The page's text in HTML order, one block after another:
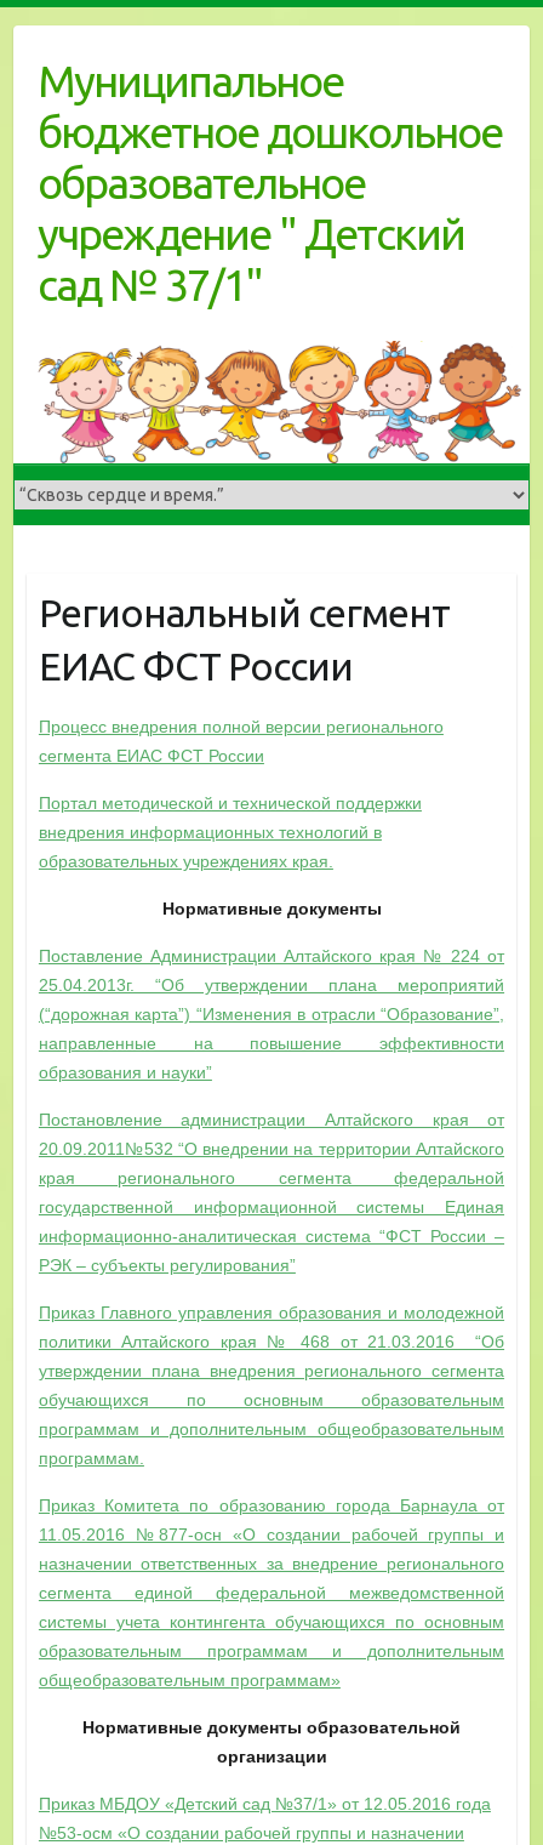
contentМуниципальное
бюджетное дошкольное
образовательное
учреждение " Детский
сад № 37/1"
Региональный сегмент
ЕИАС ФСТ России
Процесс внедрения полной версии регионального
сегмента ЕИАС ФСТ России
Портал методической и технической поддержки
внедрения информационных технологий в
образовательных учреждениях края.
Нормативные документы
Поставление Администрации Алтайского края № 224 от
25.04.2013г. “Об утверждении плана мероприятий
(“дорожная карта”) “Изменения в отрасли “Образование”,
направленные на повышение эффективности
образования и науки”
Постановление администрации Алтайского края от
20.09.2011№532 “О внедрении на территории Алтайского
края регионального сегмента федеральной
государственной информационной системы Единая
информационно-аналитическая система “ФСТ России –
РЭК – субъекты регулирования”
Приказ Главного управления образования и молодежной
политики Алтайского края № 468 от 21.03.2016 “Об
утверждении плана внедрения регионального сегмента
обучающихся по основным образовательным
программам и дополнительным общеобразовательным
программам.
Приказ Комитета по образованию города Барнаула от
11.05.2016 №877-осн «О создании рабочей группы и
назначении ответственных за внедрение регионального
сегмента единой федеральной межведомственной
системы учета контингента обучающихся по основным
образовательным программам и дополнительным
общеобразовательным программам»
Нормативные документы образовательной
организации
Приказ МБДОУ «Детский сад №37/1» от 12.05.2016 года
№53-осм «О создании рабочей группы и назначении